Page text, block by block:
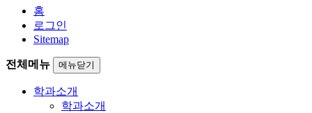
홈
로그인
Sitemap
전체메뉴 메뉴닫기
학과소개
학과소개